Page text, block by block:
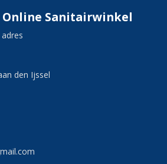
Online Sanitairwinkel
den Ijssel